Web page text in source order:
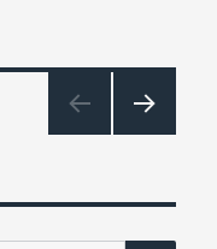
|
Türchen
#3
E